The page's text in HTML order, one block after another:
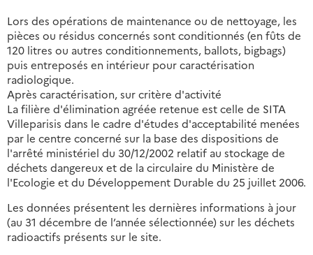
Lors des opérations de maintenance ou de nettoyage, les
pièces ou résidus concernés sont conditionnés (en fûts de
120 litres ou autres conditionnements, ballots, bigbags)
puis entreposés en intérieur pour caractérisation
radiologique.
Après caractérisation, sur critère d'activité
La filière d'élimination agréée retenue est celle de SITA
Villeparisis dans le cadre d'études d'acceptabilité menées
par le centre concerné sur la base des dispositions de
l'arrêté ministériel du 30/12/2002 relatif au stockage de
déchets dangereux et de la circulaire du Ministère de
l'Ecologie et du Développement Durable du 25 juillet 2006.
Les données présentent les dernières informations à jour
(au 31 décembre de l’année sélectionnée) sur les déchets
radioactifs présents sur le site.